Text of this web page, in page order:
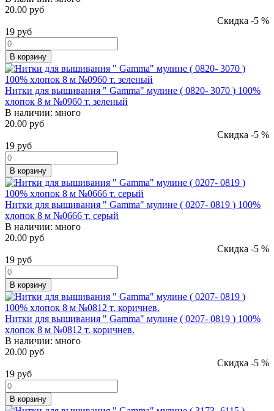
20.00 руб
Скидка -5 %
19 руб
В корзину
Нитки для вышивания " Gamma" мулине ( 0820- 3070 ) 100%
хлопок 8 м №0960 т. зеленый
В наличии: много
20.00 руб
Скидка -5 %
19 руб
В корзину
Нитки для вышивания " Gamma" мулине ( 0207- 0819 ) 100%
хлопок 8 м №0666 т. серый
В наличии: много
20.00 руб
Скидка -5 %
19 руб
В корзину
Нитки для вышивания " Gamma" мулине ( 0207- 0819 ) 100%
хлопок 8 м №0812 т. коричнев.
В наличии: много
20.00 руб
Скидка -5 %
19 руб
В корзину